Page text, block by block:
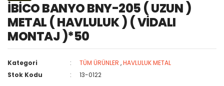
İBİCO BANYO BNY-205 ( UZUN )
METAL ( HAVLULUK ) ( VİDALI
MONTAJ )*50
Kategori TÜM ÜRÜNLER ,HAVLULUK METAL
Stok Kodu
13-0122